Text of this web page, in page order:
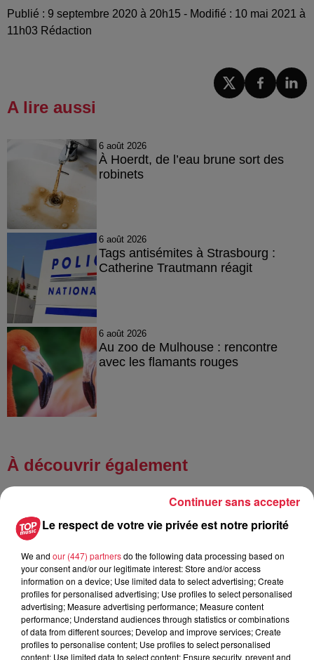
Publié : 9 septembre 2020 à 20h15 - Modifié : 10 mai 2021 à
11h03 Rédaction
A lire aussi
6 août 2026
À Hoerdt, de l’eau brune sort des
robinets
6 août 2026
Tags antisémites à Strasbourg :
Catherine Trautmann réagit
6 août 2026
Au zoo de Mulhouse : rencontre
avec les flamants rouges
À découvrir également
Le respect de votre vie privée est notre priorité
We and our (447) partnersdo the following data processing based on
your consent and/or our legitimate interest: Store and/or access
information on a device; Use limited data to select advertising; Create
profiles for personalised advertising; Use profiles to select personalised
advertising; Measure advertising performance; Measure content
performance; Understand audiences through statistics or combinations
of data from different sources; Develop and improve services; Create
profiles to personalise content; Use profiles to select personalised
content; Use limited data to select content; Ensure security, prevent and
Continuer sans accepter